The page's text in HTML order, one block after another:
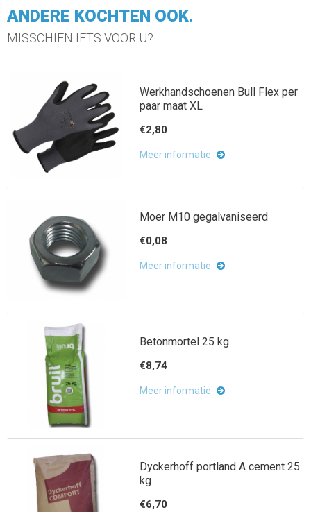
ANDERE KOCHTEN OOK.
MISSCHIEN IETS VOOR U?
Werkhandschoenen Bull Flex per
paar maat XL
€2,80
Meer informatie
Moer M10 gegalvaniseerd
€0,08
Meer informatie
Betonmortel 25 kg
€8,74
Meer informatie
Dyckerhoff portland A cement 25
kg
€6,70